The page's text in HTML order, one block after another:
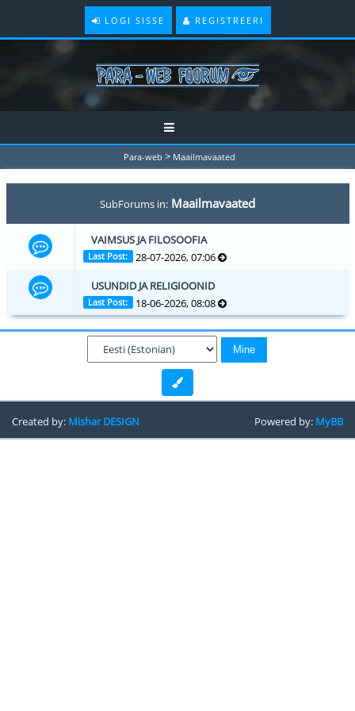
LOGI SISSE REGISTREERI
Para-web > Maailmavaated
SubForums in: Maailmavaated
VAIMSUS JA FILOSOOFIA
Last Post:
28-07-2026, 07:06
USUNDID JA RELIGIOONID
Last Post: 18-06-2026, 08:08
Created by: Mishar DESIGN Powered by: MyBB